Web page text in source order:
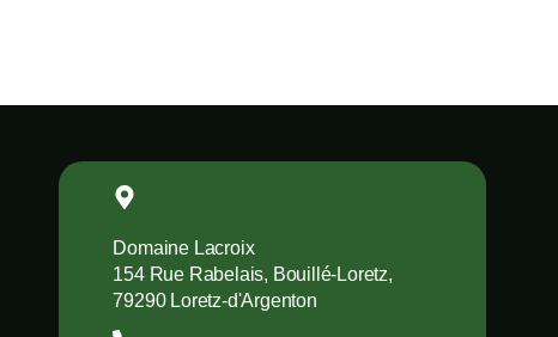
Domaine Lacroix
154 Rue Rabelais, Bouillé-Loretz,
79290 Loretz-d'Argenton